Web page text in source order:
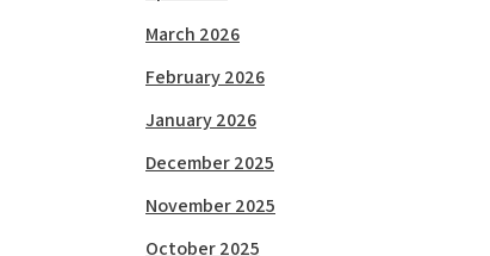
March 2026
February 2026
January 2026
December 2025
November 2025
October 2025